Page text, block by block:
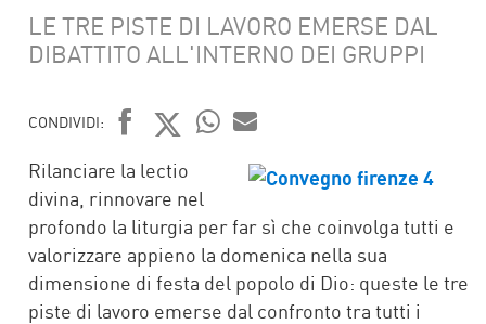
LE TRE PISTE DI LAVORO EMERSE DAL
DIBATTITO ALL'INTERNO DEI GRUPPI
CONDIVIDI:
FACEBOOK
TWITTER
WHATSAPP
MAIL
Rilanciare la lectio
divina, rinnovare nel
profondo la liturgia per far sì che coinvolga tutti e
valorizzare appieno la domenica nella sua
dimensione di festa del popolo di Dio: queste le tre
piste di lavoro emerse dal confronto tra tutti i